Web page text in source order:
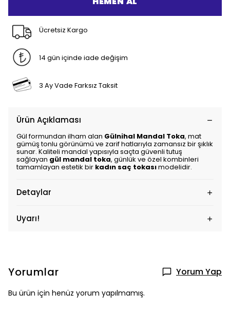
Ücretsiz Kargo
14 gün içinde iade değişim
3 Ay Vade Farksız Taksit
Ürün Açıklaması
Gül formundan ilham alan Gülnihal Mandal Toka, mat
gümüş tonlu görünümü ve zarif hatlarıyla zamansız bir şıklık
sunar. Kaliteli mandal yapısıyla saçta güvenli tutuş
sağlayan gül mandal toka, günlük ve özel kombinleri
tamamlayan estetik bir kadın saç tokasımodelidir.
Detaylar
Uyarı!
Yorumlar Yorum Yap
Bu ürün için henüz yorum yapılmamış.